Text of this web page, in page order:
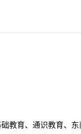
础教育、通识教育、